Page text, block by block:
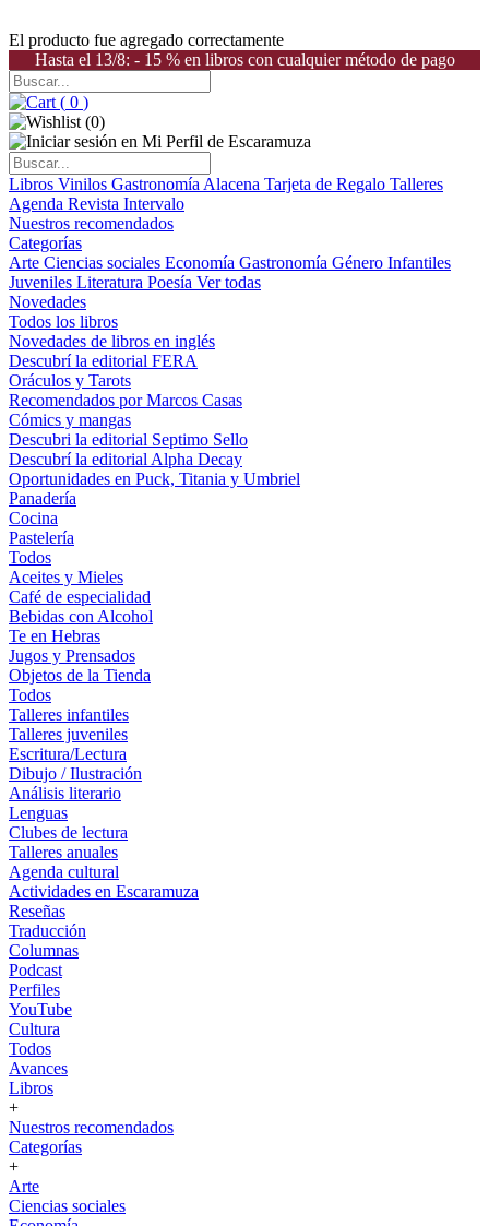
El producto fue agregado correctamente
Hasta el 13/8: - 15 % en libros con cualquier método de pago
( 0 )
(0)
Libros Vinilos Gastronomía Alacena Tarjeta de Regalo Talleres
Agenda Revista Intervalo
Nuestros recomendados
Categorías
Arte Ciencias sociales Economía Gastronomía Género Infantiles
Juveniles Literatura Poesía Ver todas
Novedades
Todos los libros
Novedades de libros en inglés
Descubrí la editorial FERA
Oráculos y Tarots
Recomendados por Marcos Casas
Cómics y mangas
Descubri la editorial Septimo Sello
Descubrí la editorial Alpha Decay
Oportunidades en Puck, Titania y Umbriel
Panadería
Cocina
Pastelería
Todos
Aceites y Mieles
Café de especialidad
Bebidas con Alcohol
Te en Hebras
Jugos y Prensados
Objetos de la Tienda
Todos
Talleres infantiles
Talleres juveniles
Escritura/Lectura
Dibujo / Ilustración
Análisis literario
Lenguas
Clubes de lectura
Talleres anuales
Agenda cultural
Actividades en Escaramuza
Reseñas
Traducción
Columnas
Podcast
Perfiles
YouTube
Cultura
Todos
Avances
Libros
+
Nuestros recomendados
Categorías
+
Arte
Ciencias sociales